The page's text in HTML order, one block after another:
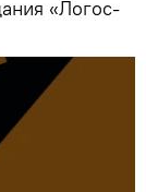
«Логос-